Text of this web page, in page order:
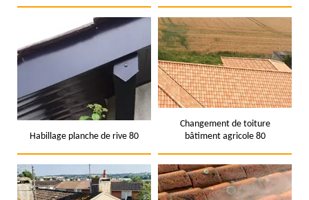
Habillage planche de rive 80
Changement de toiture
bâtiment agricole 80